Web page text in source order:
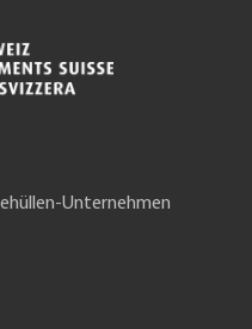
Unternehmen